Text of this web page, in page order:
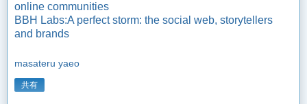
online communities
BBH Labs:A perfect storm: the social web, storytellers
and brands
masateru yaeo
共有